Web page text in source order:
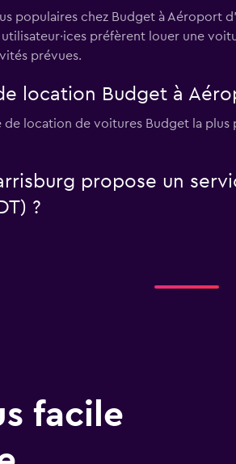
populaires chez Budget à Aéroport
préfèrent louer une
prévues.
location Budget à
de location de voitures Budget la
propose un
?
facile